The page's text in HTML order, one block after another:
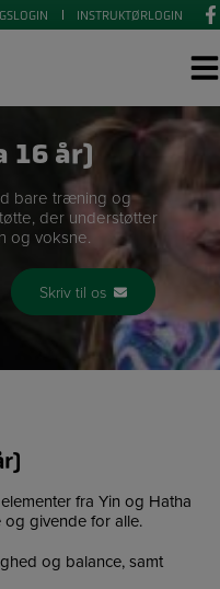
INSTRUKTØRLOGIN
16 år)
bare træning og
der understøtter
og voksne.
Skriv til os
fra Yin og Hatha
og givende for alle.
og balance, samt